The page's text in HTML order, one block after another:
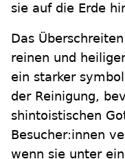
sie auf die Erde
Das
reinen und
ein starker
der Reinigung,
shintoistischen
Besucher:innen
wenn sie unter